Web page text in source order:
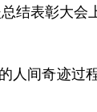
结表彰大会
人间奇迹过